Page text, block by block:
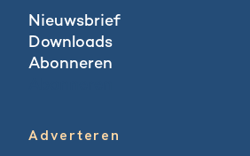
Nieuwsbrief
Downloads
Abonneren
Adverteren